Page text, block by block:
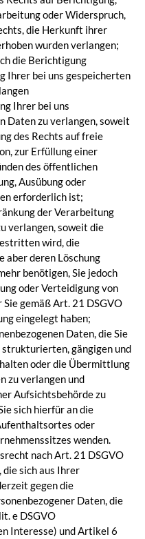
oder Widerspruch,
die Herkunft ihrer
wurden verlangen;
die Berichtigung
Ihrer bei uns gespeicherten
Ihrer bei uns
Daten zu verlangen, soweit
des Rechts auf freie
zur Erfüllung einer
des öffentlichen
Ausübung oder
erforderlich ist;
der Verarbeitung
verlangen, soweit die
wird, die
aber deren Löschung
benötigen, Sie jedoch
oder Verteidigung von
gemäß Art. 21 DSGVO
eingelegt haben;
Daten, die Sie
gängigen und
oder die Übermittlung
zu verlangen und
Aufsichtsbehörde zu
sich hierfür an die
oder
wenden.
nach Art. 21 DSGVO
die sich aus Ihrer
gegen die
Daten, die
e DSGVO
Interesse) und Artikel 6